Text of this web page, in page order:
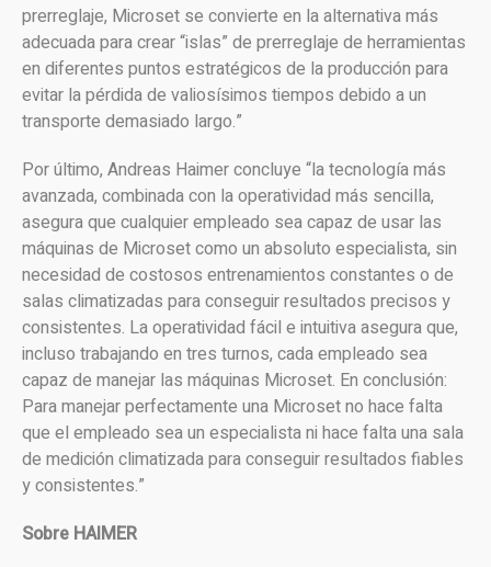
prerreglaje, Microset se convierte en la alternativa más
adecuada para crear “islas” de prerreglaje de herramientas
en diferentes puntos estratégicos de la producción para
evitar la pérdida de valiosísimos tiempos debido a un
transporte demasiado largo.”
Por último, Andreas Haimer concluye “la tecnología más
avanzada, combinada con la operatividad más sencilla,
asegura que cualquier empleado sea capaz de usar las
máquinas de Microset como un absoluto especialista, sin
necesidad de costosos entrenamientos constantes o de
salas climatizadas para conseguir resultados precisos y
consistentes. La operatividad fácil e intuitiva asegura que,
incluso trabajando en tres turnos, cada empleado sea
capaz de manejar las máquinas Microset. En conclusión:
Para manejar perfectamente una Microset no hace falta
que el empleado sea un especialista ni hace falta una sala
de medición climatizada para conseguir resultados fiables
y consistentes.”
Sobre HAIMER